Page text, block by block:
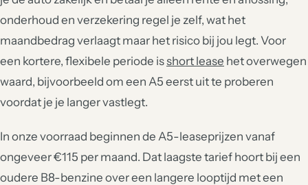
onderhoud en verzekering regel je zelf, wat het
maandbedrag verlaagt maar het risico bij jou legt. Voor
een kortere, flexibele periode isshort lease het overwegen
waard, bijvoorbeeld om een A5 eerst uit te proberen
voordat je je langer vastlegt.
In onze voorraad beginnen de A5-leaseprijzen vanaf
ongeveer €115 per maand. Dat laagste tarief hoort bij een
oudere B8-benzine over een langere looptijd met een